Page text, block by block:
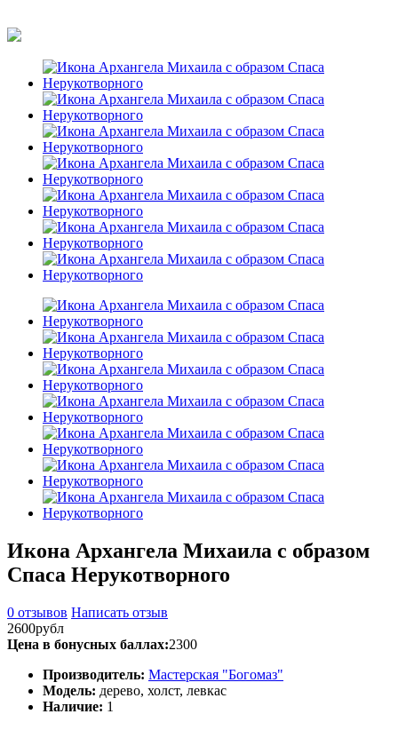
Икона Архангела Михаила с образом
Спаса Нерукотворного
0 отзывов Написать отзыв
2600рубл
Цена в бонусных баллах:2300
Производитель: Мастерская "Богомаз"
Модель: дерево, холст, левкас
Наличие: 1